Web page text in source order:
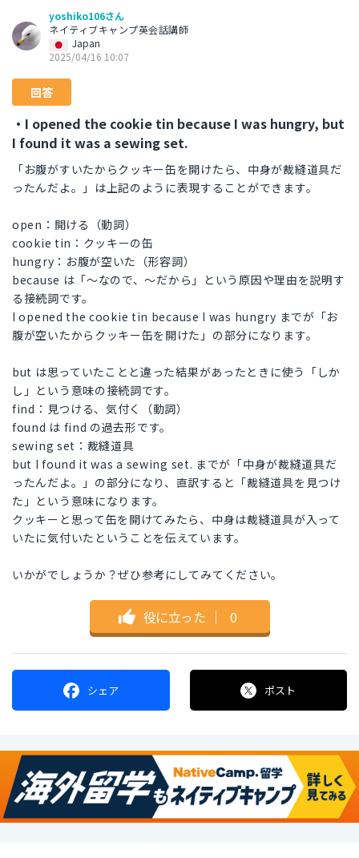
yoshiko106さん
ネイティブキャンプ英会話講師
Japan
2025/04/16 10:07
回答
・I opened the cookie tin because I was hungry, but
I found it was a sewing set.
「お腹がすいたからクッキー缶を開けたら、中身が裁縫道具だ
ったんだよ。」は上記のように表現することができます。
open：開ける（動詞）
cookie tin：クッキーの缶
hungry：お腹が空いた（形容詞）
because は「〜なので、〜だから」という原因や理由を説明す
る接続詞です。
I opened the cookie tin because I was hungry までが「お
腹が空いたからクッキー缶を開けた」の部分になります。
but は思っていたことと違った結果があったときに使う「しか
し」という意味の接続詞です。
find：見つける、気付く（動詞）
found は find の過去形です。
sewing set：裁縫道具
but I found it was a sewing set. までが「中身が裁縫道具だ
ったんだよ。」の部分になり、直訳すると「裁縫道具を見つけ
た」という意味になります。
クッキーと思って缶を開けてみたら、中身は裁縫道具が入って
いたに気付いたということを伝えています。
いかがでしょうか？ぜひ参考にしてみてください。
役に立った ｜ 0
シェア ポスト